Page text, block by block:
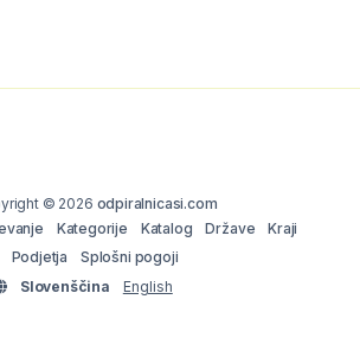
© 2026 odpiralnicasi.com
Kategorije Katalog Države
Kraji
Podjetja
Splošni pogoji
Slovenščina
English